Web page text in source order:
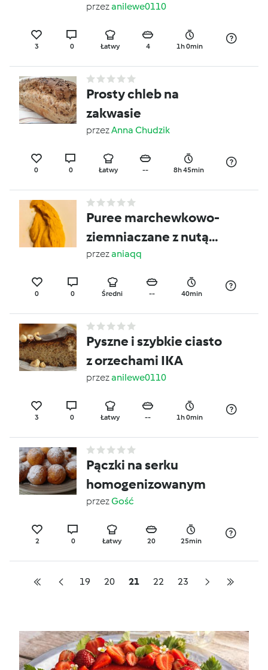
przezanilewe0110
3 0 Łatwy 4 1h 0min
Prosty chleb na
zakwasie
przezAnna Chudzik
0 0 Łatwy -- 8h 45min
Puree marchewkowo-
ziemniaczane z nutą
pomarańczy i imbiru
przezaniaqq
0 0 Średni -- 40min
Pyszne i szybkie ciasto
z orzechami IKA
przezanilewe0110
3 0 Łatwy -- 1h 0min
Pączki na serku
homogenizowanym
przezGość
2 0 Łatwy 20 25min
19 20 21 22 23